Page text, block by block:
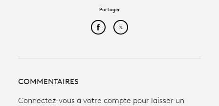
Partager
Partager cet article sur
Partager cet article sur
COMMENTAIRES
Connectez-vous à votre compte pour laisser un